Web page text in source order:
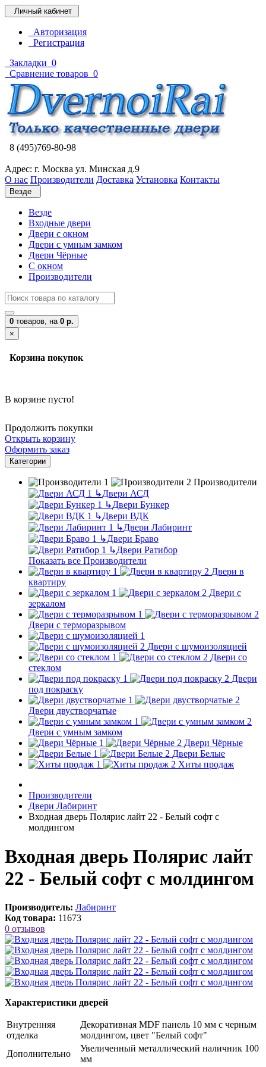
Личный кабинет
Авторизация
Регистрация
Закладки 0
Сравнение товаров 0
8 (495)769-80-98
Адрес: г. Москва ул. Минская д.9
О нас Производители Доставка Установка Контакты
Везде
Везде
Входные двери
Двери с окном
Двери с умным замком
Двери Чёрные
C окном
Производители
0 товаров, на 0 р.
×
Корзина покупок
В корзине пусто!
Продолжить покупки
Открыть корзину
Оформить заказ
Категории
Производители
↳Двери АСД
↳Двери Бункер
↳Двери ВДК
↳Двери Лабиринт
↳Двери Браво
↳Двери Ратибор
Показать все Производители
Двери в
квартиру
Двери с
зеркалом
Двери с терморазрывом
Двери с шумоизоляцией
Двери со
стеклом
Двери
под покраску
Двери двустворчатые
Двери с умным замком
Двери Чёрные
Двери Белые
Хиты продаж
Производители
Двери Лабиринт
Входная дверь Полярис лайт 22 - Белый софт с
молдингом
Входная дверь Полярис лайт
22 - Белый софт с молдингом
Производитель: Лабиринт
Код товара: 11673
0 отзывов
Характеристики дверей
Внутренняя
отделка
Декоративная MDF панель 10 мм с черным
молдингом, цвет "Белый софт"
Дополнительно
Увеличенный металлический наличник 100
мм